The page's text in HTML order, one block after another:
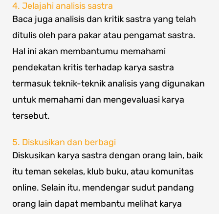
4. Jelajahi analisis sastra
Baca juga analisis dan kritik sastra yang telah
ditulis oleh para pakar atau pengamat sastra.
Hal ini akan membantumu memahami
pendekatan kritis terhadap karya sastra
termasuk teknik-teknik analisis yang digunakan
untuk memahami dan mengevaluasi karya
tersebut.
5. Diskusikan dan berbagi
Diskusikan karya sastra dengan orang lain, baik
itu teman sekelas, klub buku, atau komunitas
online. Selain itu, mendengar sudut pandang
orang lain dapat membantu melihat karya